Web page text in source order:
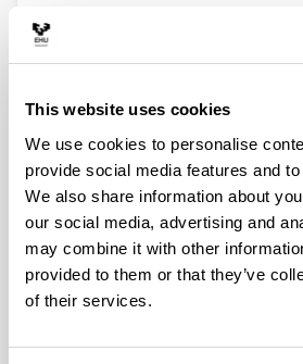
This website uses cookies
We use cookies to personalise
provide social media features and
We also share information about
our social media, advertising and
may combine it with other
provided to them or that they’ve
of their services.
1918 Influenza
Occidental Europe and Victim Age
Respi Viruses, 2010; 4 (2), 81 - 89
Erkoreka, A. Origins of the
pandemic (1918-1920) and its
World War. J Mol Genet Med,
Erkoreka, A. Spanish Influenza
Europe. Gesnerus, 2008; 65, 30 -
Gondra, J., Erkoreka, A.
152